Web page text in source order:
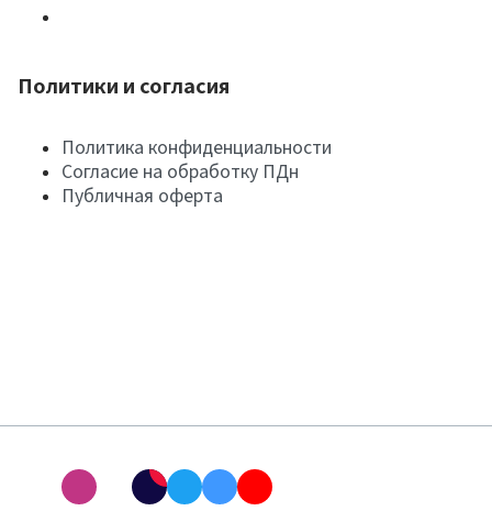
Политики и согласия
Политика конфиденциальности
Согласие на обработку ПДн
Публичная оферта